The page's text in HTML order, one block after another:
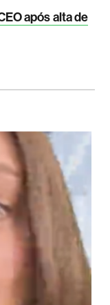
após alta de